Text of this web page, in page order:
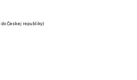
do Českej republiky)